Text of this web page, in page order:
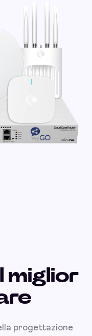
miglior
progettazione